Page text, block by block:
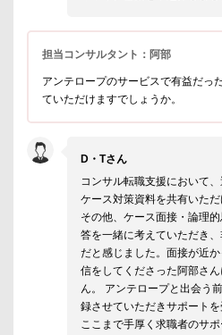
担当コンサルタント：阿部
アンテロープのサービスで有益だっ
ていただけますでしょうか。
D・Tさん
コンサル転職支援において
ケース対策資料を共有いた
その他、ケース面接・論理
答を一緒に考えていただき
だと感じました。面接が近
信をしてくださった阿部さ
ん。 アンテロープと出会う
録させていただきサポート
ここまで手厚く求職者のサ